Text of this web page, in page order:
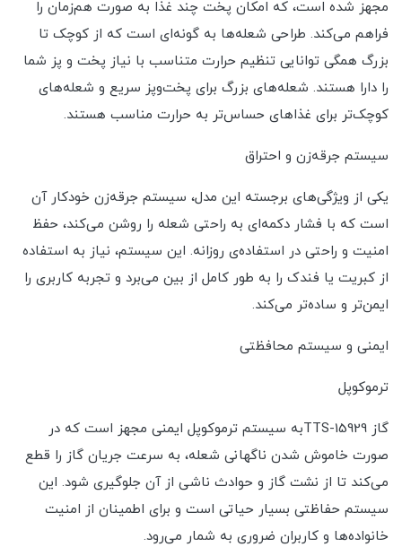
مجهز شده است، که امکان پخت چند غذا به صورت هم‌زمان را
فراهم می‌کند. طراحی شعله‌ها به گونه‌ای است که از کوچک تا
بزرگ همگی توانایی تنظیم حرارت متناسب با نیاز پخت و پز شما
را دارا هستند. شعله‌های بزرگ برای پخت‌وپز سریع و شعله‌های
کوچک‌تر برای غذاهای حساس‌تر به حرارت مناسب هستند.
سیستم جرقه‌زن و احتراق
یکی از ویژگی‌های برجسته این مدل، سیستم جرقه‌زن خودکار آن
است که با فشار دکمه‌ای به راحتی شعله را روشن می‌کند، حفظ
امنیت و راحتی در استفاده‌ی روزانه. این سیستم، نیاز به استفاده
از کبریت یا فندک را به طور کامل از بین می‌برد و تجربه کاربری را
ایمن‌تر و ساده‌تر می‌کند.
ایمنی و سیستم محافظتی
ترموکوپل
گاز TTS-15929به سیستم ترموکوپل ایمنی مجهز است که در
صورت خاموش شدن ناگهانی شعله، به سرعت جریان گاز را قطع
می‌کند تا از نشت گاز و حوادث ناشی از آن جلوگیری شود. این
سیستم حفاظتی بسیار حیاتی است و برای اطمینان از امنیت
خانواده‌ها و کاربران ضروری به شمار می‌رود.